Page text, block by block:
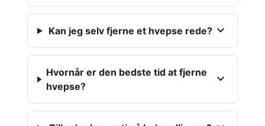
Kan jeg selv fjerne et hvepse rede? expand_more
Hvornår er den bedste tid at fjerne
hvepse?
expand_more